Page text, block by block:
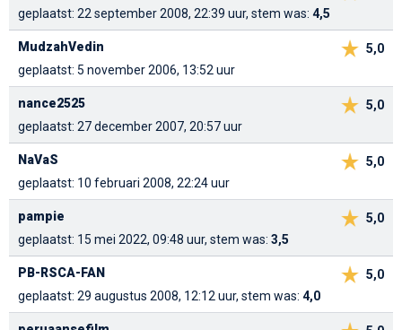
geplaatst: 22 september 2008, 22:39 uur, stem was: 4,5
5,0
MudzahVedin
geplaatst: 5 november 2006, 13:52 uur
5,0
nance2525
geplaatst: 27 december 2007, 20:57 uur
5,0
NaVaS
geplaatst: 10 februari 2008, 22:24 uur
5,0
pampie
geplaatst: 15 mei 2022, 09:48 uur, stem was: 3,5
5,0
PB-RSCA-FAN
geplaatst: 29 augustus 2008, 12:12 uur, stem was: 4,0